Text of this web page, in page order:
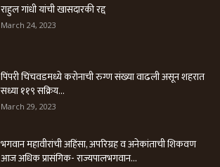
राहुल गांधी यांची खासदारकी रद्द
March 24, 2023
पिंपरी चिंचवडमध्ये करोनाची रुग्ण संख्या वाढली असून शहरात
सध्या ११९ सक्रिय...
March 29, 2023
भगवान महावीरांची अहिंसा, अपरिग्रह व अनेकांताची शिकवण
आज अधिक प्रासंगिक- राज्यपालभगवान...